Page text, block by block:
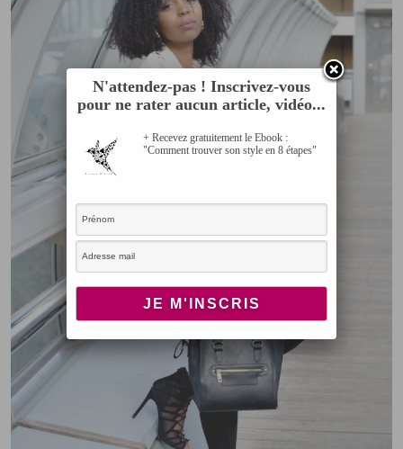
N'attendez-pas ! Inscrivez-vous
pour ne rater aucun article, vidéo...
+ Recevez gratuitement le Ebook :
"Comment trouver son style en 8 étapes"